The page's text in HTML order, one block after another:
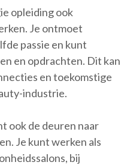
opleiding ook
Je ontmoet
passie en kunt
en opdrachten. Dit kan
en toekomstige
industrie.
ook de deuren naar
Je kunt werken als
bij